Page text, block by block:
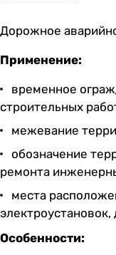
Дорожное
Применение:
временное
строительных
межевание
обозначение
ремонта
места
электроустановок,
Особенности: